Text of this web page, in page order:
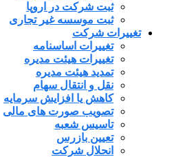
ثبت شرکت در اروپا
ثبت موسسه غیر تجاری
تغییرات شرکت
تغییرات اساسنامه
تغییرات هیئت مدیره
تمدید هیئت مدیره
نقل و انتقال سهام
کاهش یا افزایش سرمایه
تصویب صورت های مالی
تاسیس شعبه
تعیین بازرس
انحلال شرکت